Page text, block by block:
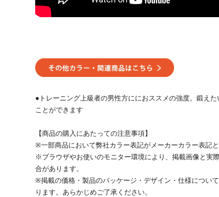
●トレーニング上級者の男性方ににおススメの強度。鍛え
ことができます
【商品の購入にあたっての注意事項】
※一部商品において弊社カラー表記がメーカーカラー表記
※ブラウザやお使いのモニター環境により、掲載画像と実
合があります。
※掲載の価格・製品のパッケージ・デザイン・仕様につい
ります。あらかじめご了承ください。